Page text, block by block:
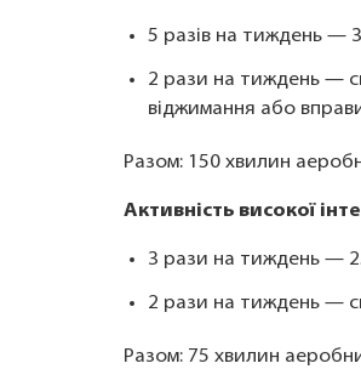
5 разів на тиждень —
2 рази на тиждень —
віджимання або
Разом: 150 хвилин
Активність високої
3 рази на тиждень —
2 рази на тиждень —
Разом: 75 хвилин